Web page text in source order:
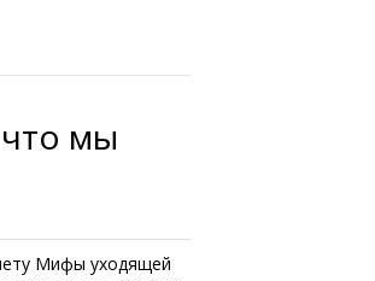
мы
Мифы уходящей